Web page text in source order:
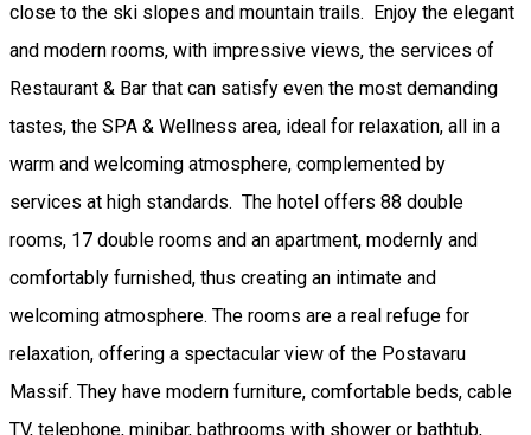
close to the ski slopes and mountain trails. Enjoy the elegant
and modern rooms, with impressive views, the services of
Restaurant & Bar that can satisfy even the most demanding
tastes, the SPA & Wellness area, ideal for relaxation, all in a
warm and welcoming atmosphere, complemented by
services at high standards. The hotel offers 88 double
rooms, 17 double rooms and an apartment, modernly and
comfortably furnished, thus creating an intimate and
welcoming atmosphere. The rooms are a real refuge for
relaxation, offering a spectacular view of the Postavaru
Massif. They have modern furniture, comfortable beds, cable
TV, telephone, minibar, bathrooms with shower or bathtub,